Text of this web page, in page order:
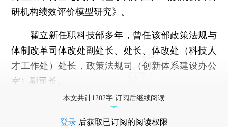
研机构绩效评价模型研究》。
翟立新任职科技部多年，曾任该部政策法规与
体制改革司体改处副处长、处长、体改处（科技人
才工作处）处长，政策法规司（创新体系建设办公
室）副司长。
本文共计1202字 订阅后继续阅读
登录 后获取已订阅的阅读权限